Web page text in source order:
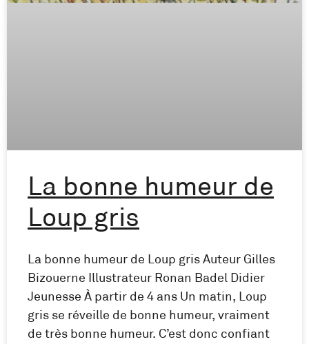
La bonne humeur de
Loup gris
La bonne humeur de Loup gris Auteur Gilles
Bizouerne Illustrateur Ronan Badel Didier
Jeunesse À partir de 4 ans Un matin, Loup
gris se réveille de bonne humeur, vraiment
de très bonne humeur. C’est donc confiant